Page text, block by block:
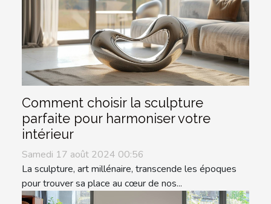
Comment choisir la sculpture
parfaite pour harmoniser votre
intérieur
Samedi 17 août 2024 00:56
La sculpture, art millénaire, transcende les époques
pour trouver sa place au cœur de nos...